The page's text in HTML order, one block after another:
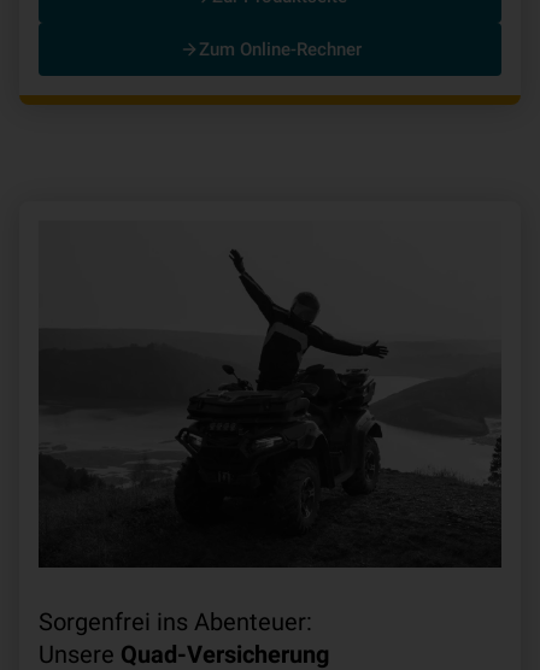
Zum Online-Rechner
Sorgenfrei ins Abenteuer:
Unsere Quad-Versicherung